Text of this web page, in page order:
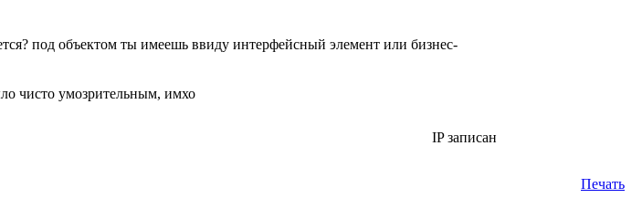
под объектом ты имеешь ввиду интерфейсный элемент или бизнес-
чисто умозрительным, имхо
IP записан
Печать